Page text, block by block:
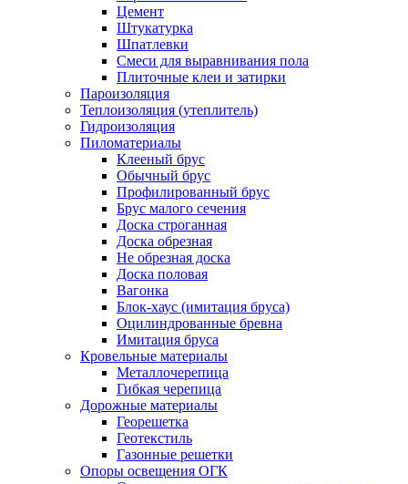
Цемент
Штукатурка
Шпатлевки
Смеси для выравнивания пола
Плиточные клеи и затирки
Пароизоляция
Теплоизоляция (утеплитель)
Гидроизоляция
Пиломатериалы
Клееный брус
Обычный брус
Профилированный брус
Брус малого сечения
Доска строганная
Доска обрезная
Не обрезная доска
Доска половая
Вагонка
Блок-хаус (имитация бруса)
Оцилиндрованные бревна
Имитация бруса
Кровельные материалы
Металлочерепица
Гибкая черепица
Дорожные материалы
Георешетка
Геотекстиль
Газонные решетки
Опоры освещения ОГК